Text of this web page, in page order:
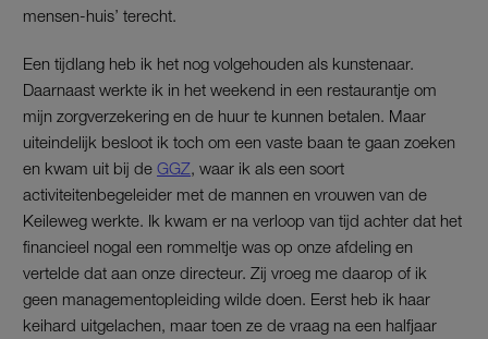
mensen-huis’ terecht.
Een tijdlang heb ik het nog volgehouden als kunstenaar.
Daarnaast werkte ik in het weekend in een restaurantje om
mijn zorgverzekering en de huur te kunnen betalen. Maar
uiteindelijk besloot ik toch om een vaste baan te gaan zoeken
en kwam uit bij de GGZ, waar ik als een soort
activiteitenbegeleider met de mannen en vrouwen van de
Keileweg werkte. Ik kwam er na verloop van tijd achter dat het
financieel nogal een rommeltje was op onze afdeling en
vertelde dat aan onze directeur. Zij vroeg me daarop of ik
geen managementopleiding wilde doen. Eerst heb ik haar
keihard uitgelachen, maar toen ze de vraag na een halfjaar